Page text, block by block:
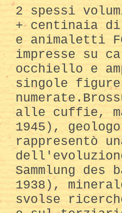
2 spessi
+ centinaia di
e animaletti
impresse su
occhiello e
singole
alle cuffie,
1945),
rappresentò
Sammlung des
1938),
svolse